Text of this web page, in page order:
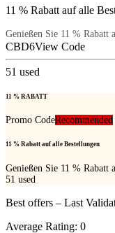
11 % Rabatt auf alle
Genießen Sie 11 % Rabatt
CBD6View Code
51 used
11 % RABATT
Promo CodeRecommended
11 % Rabatt auf alle Bestellungen
Genießen Sie 11 % Rabatt
51 used
Best offers – Last
Average Rating: 0